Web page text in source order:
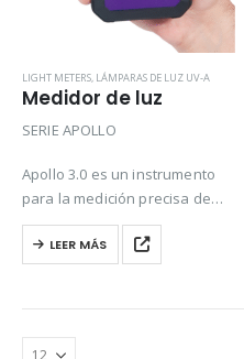
LIGHT METERS, LÁMPARAS DE LUZ UV-A
Medidor de luz
SERIE APOLLO
Apollo 3.0 es un instrumento
para la medición precisa de
irradiancia UV-A e iluminancia.
Se ha desarrollado con un
LEER MÁS